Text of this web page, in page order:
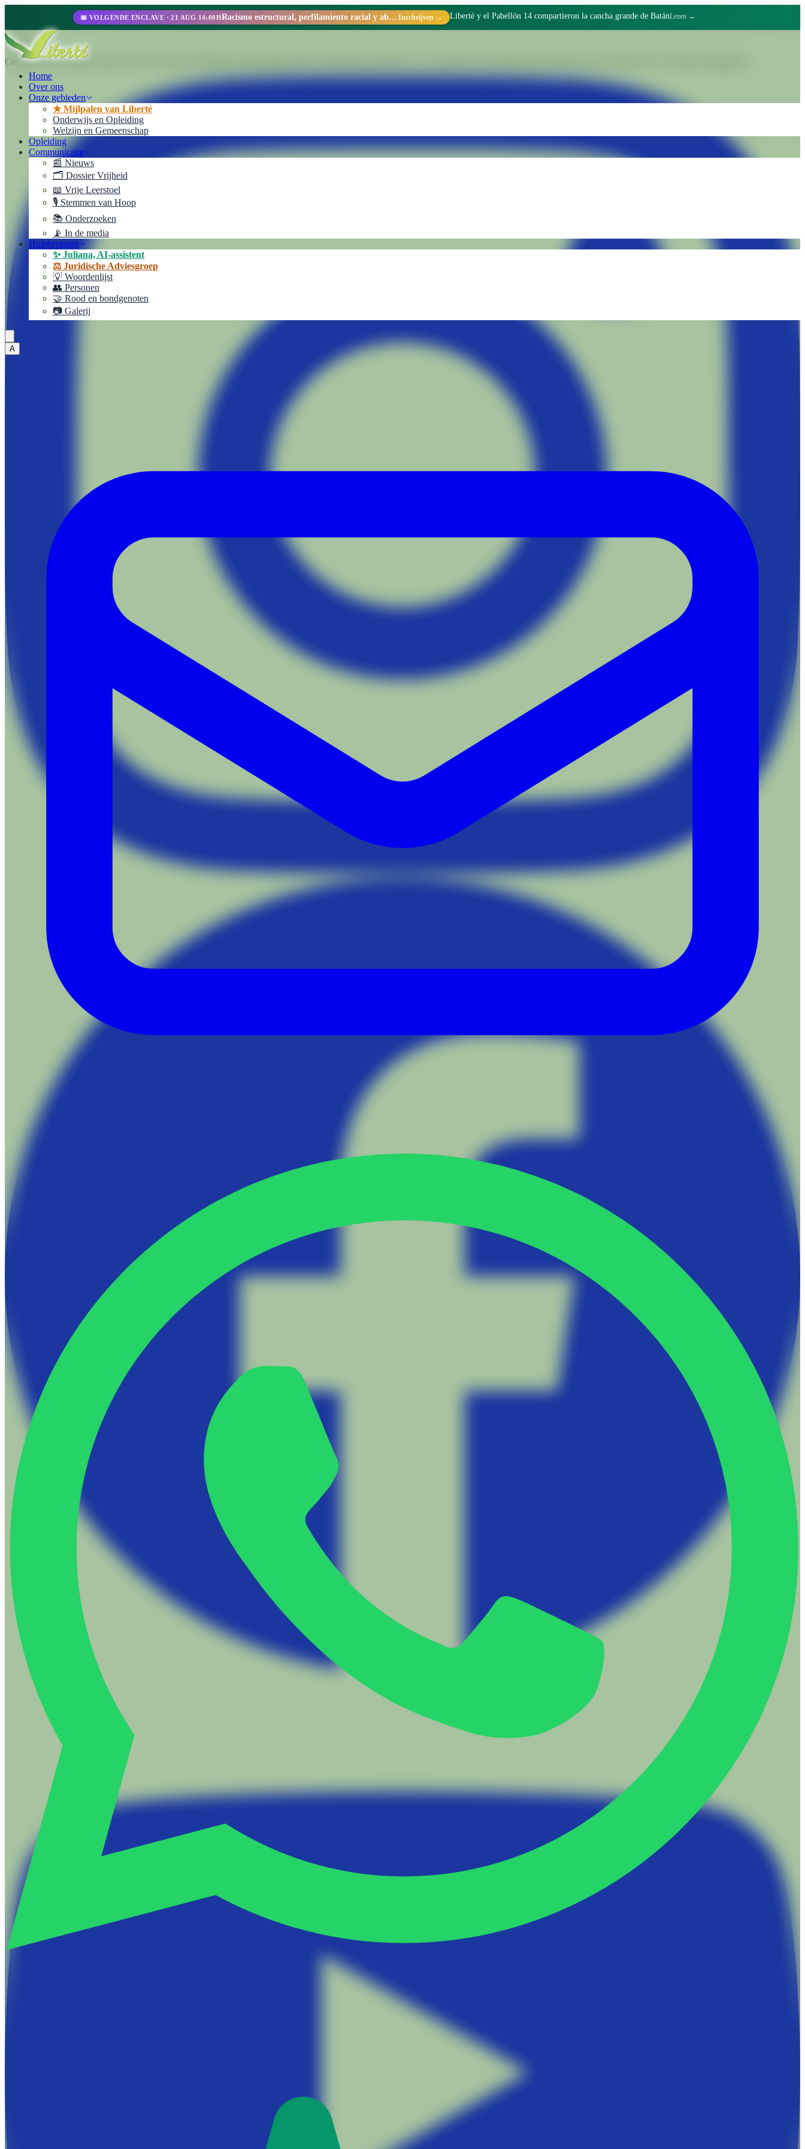
📅 VOLGENDE ENCLAVE · 21 AUG 14:00H Racismo estructural, perfilamiento racial y abolicionismo carcelario. Inschrijven → Liberté y el Pabellón 14 compartieron la cancha grande de BatánLezen →
Home
Over ons
Onze gebieden
★ Mijlpalen van Liberté
Onderwijs en Opleiding
Welzijn en Gemeenschap
Opleiding
Communicatie
📰 Nieuws
🗂️ Dossier Vrijheid
📖 Vrije Leerstoel
🎙️ Stemmen van Hoop
📚 Onderzoeken
📡 In de media
Hulpbronnen
✨ Juliana, AI-assistent
⚖️ Juridische Adviesgroep
💡 Woordenlijst
👥 Personen
🤝 Rood en bondgenoten
📷 Galerij
A
Liberté
Cooperativa de Trabajo Liberté Ltda. Een 100% zelfbeheerde onderneming binnen Penitentiaire Eenheid Nr. 15 van Batán. Wij transformeren realiteiten door waardig werk en collectief engagement.